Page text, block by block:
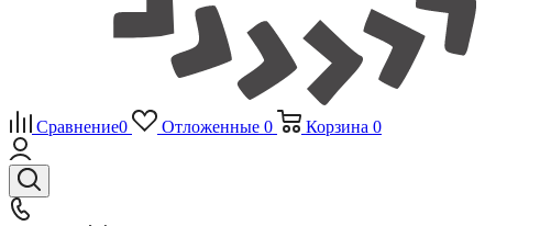
Сравнение0 Отложенные 0 Корзина 0